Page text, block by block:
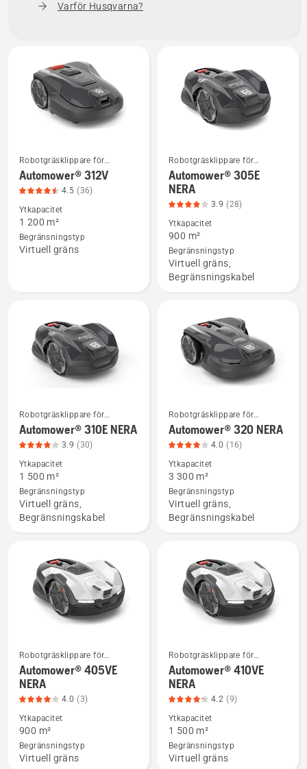
Varför Husqvarna?
Se
mer
information
om
Automower®
Robotgräsklippare för
hemmabruk
Automower® 312V
4.5 (36)
Ytkapacitet
1 200 m²
Begränsningstyp
Virtuell gräns
Se
mer
information
om
Automower®
305E
NERA,
Robotgräsklippare för
hemmabruk
Automower® 305E
NERA
3.9 (28)
Ytkapacitet
900 m²
Begränsningstyp
Virtuell gräns,
Begränsningskabel
Se
mer
om
Automower®
310E
NERA,
Robotgräsklippare för
hemmabruk
Automower® 310E NERA
3.9 (30)
Ytkapacitet
1 500 m²
Begränsningstyp
Virtuell gräns,
Begränsningskabel
Se
mer
om
Automower®
320 NERA,
produktbetyg
Robotgräsklippare för
hemmabruk
Automower® 320 NERA
4.0 (16)
Ytkapacitet
3 300 m²
Begränsningstyp
Virtuell gräns,
Begränsningskabel
Se
mer
information
om
Automower®
405VE
NERA,
Robotgräsklippare för
hemmabruk
Automower® 405VE
NERA
4.0 (3)
Ytkapacitet
900 m²
Begränsningstyp
Virtuell gräns
Se
mer
information
om
Automower®
410VE
NERA,
Robotgräsklippare för
hemmabruk
Automower® 410VE
NERA
4.2 (9)
Ytkapacitet
1 500 m²
Begränsningstyp
Virtuell gräns